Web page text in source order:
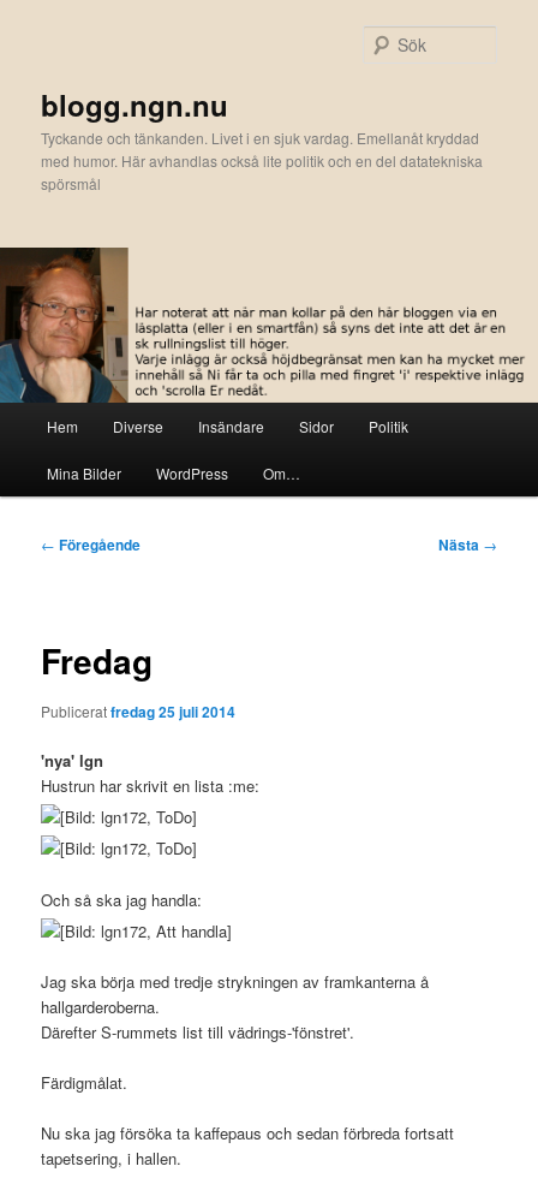
blogg.ngn.nu
Tyckande och tänkanden. Livet i en sjuk vardag. Emellanåt kryddad
med humor. Här avhandlas också lite politik och en del datatekniska
spörsmål
Hem Diverse Insändare Sidor Politik
Mina Bilder WordPress Om…
Inläggsnavigering
← Föregående Nästa →
Fredag
Publiceratfredag 25 juli 2014
'nya' lgn
Hustrun har skrivit en lista :me:
Och så ska jag handla:
Jag ska börja med tredje strykningen av framkanterna å
hallgarderoberna.
Därefter S-rummets list till vädrings-'fönstret'.
Färdigmålat.
Nu ska jag försöka ta kaffepaus och sedan förbreda fortsatt
tapetsering, i hallen.